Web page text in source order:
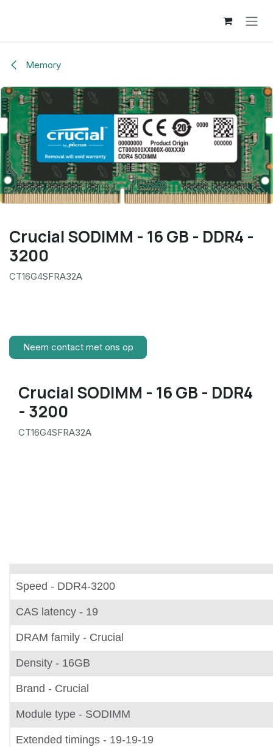
Memory
Crucial SODIMM - 16 GB - DDR4 -
3200
CT16G4SFRA32A
Neem contact met ons op
Crucial SODIMM - 16 GB - DDR4
- 3200
CT16G4SFRA32A
Speed - DDR4-3200
CAS latency - 19
DRAM family - Crucial
Density - 16GB
Brand - Crucial
Module type - SODIMM
Extended timings - 19-19-19